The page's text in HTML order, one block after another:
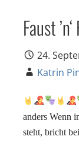
Faust
24.
Katrin
anders Wenn
steht, bricht